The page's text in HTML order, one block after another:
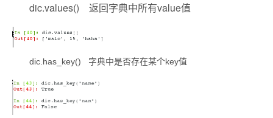
dic.values() 返回字典中所有value值
dic.has_key() 字典中是否存在某个key值